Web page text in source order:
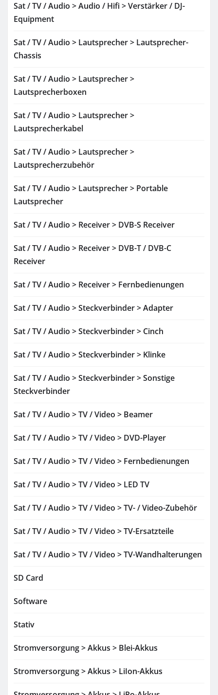
Sat / TV / Audio > Audio / Hifi > Verstärker / DJ-
Equipment
Sat / TV / Audio > Lautsprecher > Lautsprecher-
Chassis
Sat / TV / Audio > Lautsprecher >
Lautsprecherboxen
Sat / TV / Audio > Lautsprecher >
Lautsprecherkabel
Sat / TV / Audio > Lautsprecher >
Lautsprecherzubehör
Sat / TV / Audio > Lautsprecher > Portable
Lautsprecher
Sat / TV / Audio > Receiver > DVB-S Receiver
Sat / TV / Audio > Receiver > DVB-T / DVB-C
Receiver
Sat / TV / Audio > Receiver > Fernbedienungen
Sat / TV / Audio > Steckverbinder > Adapter
Sat / TV / Audio > Steckverbinder > Cinch
Sat / TV / Audio > Steckverbinder > Klinke
Sat / TV / Audio > Steckverbinder > Sonstige
Steckverbinder
Sat / TV / Audio > TV / Video > Beamer
Sat / TV / Audio > TV / Video > DVD-Player
Sat / TV / Audio > TV / Video > Fernbedienungen
Sat / TV / Audio > TV / Video > LED TV
Sat / TV / Audio > TV / Video > TV- / Video-Zubehör
Sat / TV / Audio > TV / Video > TV-Ersatzteile
Sat / TV / Audio > TV / Video > TV-Wandhalterungen
SD Card
Software
Stativ
Stromversorgung > Akkus > Blei-Akkus
Stromversorgung > Akkus > LiIon-Akkus